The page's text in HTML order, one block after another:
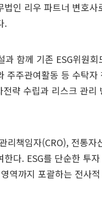
인 리우 파트너 변호사
.
함께 기존 ESG위원
주주관여활동 등 수탁자
략 수립과 리스크 관
리책임자(CRO), 전통
다. ESG를 단순한 투
역까지 포괄하는 전사